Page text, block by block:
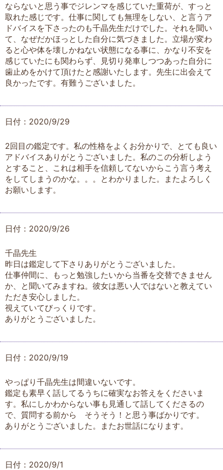
ならないと思う事でジレンマを感じていた重荷が、すっと
取れた感じです。仕事に関しても無理をしない、と言うア
ドバイスを下さったのも千晶先生だけでした。それを聞い
て、なぜだかほっとした自分に気づきました。立場が変わ
ると心や体を壊しかねない状態になる事に、かなり不安を
感じていたにも関わらず、見切り発車しつつあった自分に
歯止めをかけて頂けたと感謝いたします。先生に出会えて
良かったです。有難うございました。
日付：2020/9/29
2回目の鑑定です。私の性格をよくお分かりで、とても良い
アドバイスありがとうございました。私のこの分析しよう
とすること、これは相手を信頼してないからこう言う考え
をしてしまうのかな。。。とわかりました。またよろしく
お願いします。
日付：2020/9/26
千晶先生
昨日は鑑定して下さりありがとうございました。
仕事仲間に、もっと勉強したいから当番を交替できません
か、と聞いてみますね。彼女は悪い人ではないと教えてい
ただき安心しました。
視えていてびっくりです。
ありがとうございました。
日付：2020/9/19
やっぱり千晶先生は間違いないです。
鑑定も素早く話してるうちに確実なお答えをくださいま
す。私にしかわからない事も見通して話してくださるの
で、質問する前から そうそう！と思う事ばかりです。
ありがとうございました。またお世話になります。
日付：2020/9/1